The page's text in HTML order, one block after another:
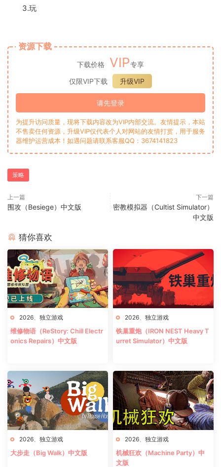
3.玩
资源下载
下载价格 VIP专享
仅限VIP下载
升级VIP
请先登录
为提升访问质量，现将下载内容改为VIP内部交流。友情提示，本站
不售卖任何资源，升级VIP仅代表个人对网站的友情打赏，用于服务
器维护运营成本！如遇问题请联系客服QQ：3674141823
策略
上一篇
围攻（Besiege）中文版
下一篇
密教模拟器（Cultist Simulator）
中文版
猜你喜欢
2026 独立游戏
维修物语（ReStory: Chill Electr
onics Repairs）中文版
2026 独立游戏
铁巢重炮（IRON NEST Heavy T
urret Simulator）中文版
2026 独立游戏
大步走（Big Walk）中文版
2026 独立游戏
机械狂欢（Machine Party）中
文版